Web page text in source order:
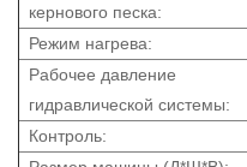
кернового песка:
Режим нагрева:
Рабочее давление
гидравлической системы:
Контроль: